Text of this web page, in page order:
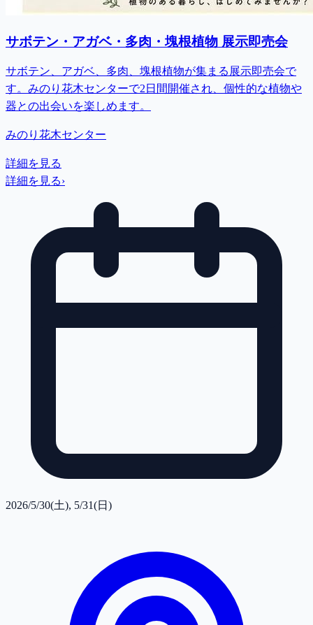
サボテン・アガベ・多肉・塊根植物 展示即売会
サボテン、アガベ、多肉、塊根植物が集まる展示即売会で
す。みのり花木センターで2日間開催され、個性的な植物や
器との出会いを楽しめます。
みのり花木センター
詳細を見る
詳細を見る›
2026/5/30(土), 5/31(日)